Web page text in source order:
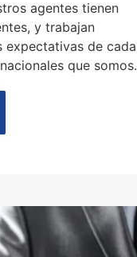
agentes tienen
y trabajan
expectativas de cada
que somos.